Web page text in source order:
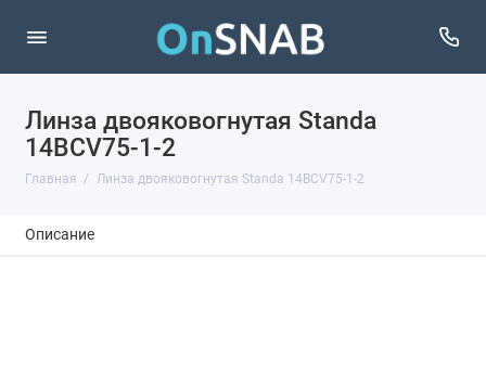
Линза двояковогнутая Standa
14BCV75-1-2
Главная Линза двояковогнутая Standa 14BCV75-1-2
Описание